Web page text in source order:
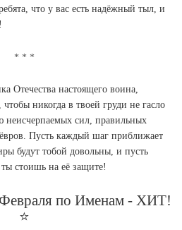
что у вас есть надёжный тыл, и
Отечества настоящего воина,
никогда в твоей груди не гасло
сил, правильных
Пусть каждый шаг приближает
будут тобой довольны, и пусть
стоишь на её защите!
по Именам - ХИТ!
⭐